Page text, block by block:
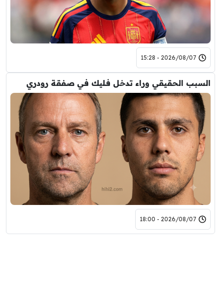
2026/08/07 - 15:28
السبب الحقيقي وراء تدخل فليك في صفقة رودري
2026/08/07 - 18:00